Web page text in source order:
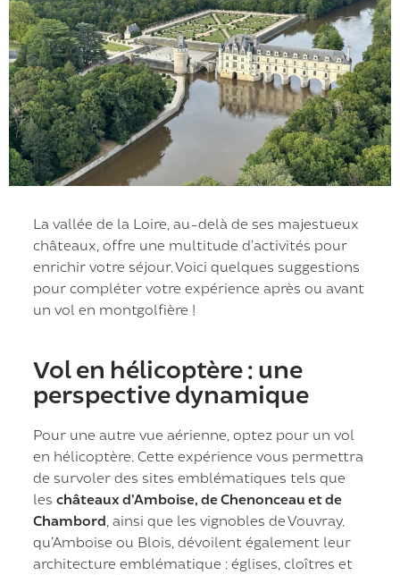
La vallée de la Loire, au-delà de ses majestueux
châteaux, offre une multitude d’activités pour
enrichir votre séjour. Voici quelques suggestions
pour compléter votre expérience après ou avant
un vol en montgolfière !
Vol en hélicoptère : une
perspective dynamique
Pour une autre vue aérienne, optez pour un vol
en hélicoptère. Cette expérience vous permettra
de survoler des sites emblématiques tels que
leschâteaux d’Amboise, de Chenonceau et de
Chambord , ainsi que les vignobles de Vouvray.
qu’Amboise ou Blois, dévoilent également leur
architecture emblématique : églises, cloîtres et